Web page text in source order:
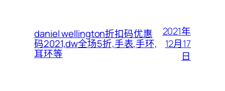
daniel wellington折扣码优惠
码2021,dw全场5折,手表,手环,
耳环等
2021年
12月17
日